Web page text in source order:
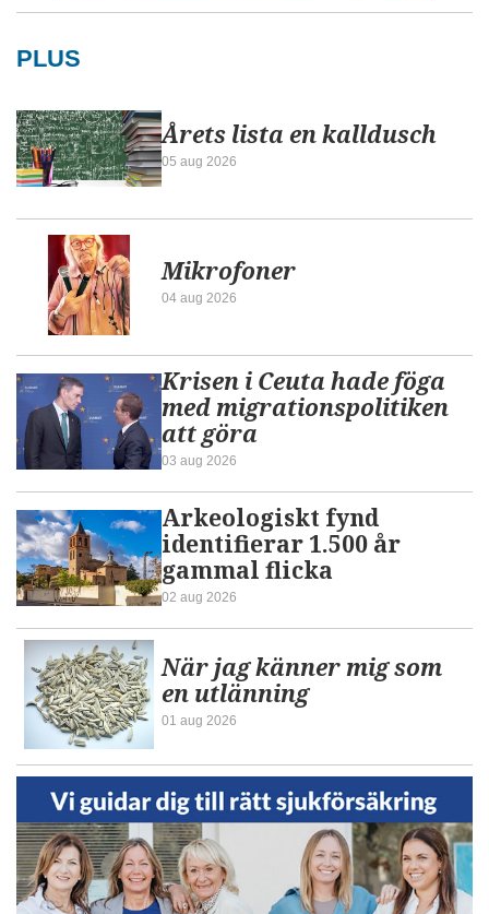
PLUS
Årets lista en kalldusch
05 aug 2026
Mikrofoner
04 aug 2026
Krisen i Ceuta hade föga
med migrationspolitiken
att göra
03 aug 2026
Arkeologiskt fynd
identifierar 1.500 år
gammal flicka
02 aug 2026
När jag känner mig som
en utlänning
01 aug 2026